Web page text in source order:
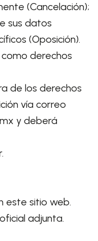
(Cancelación);
sus datos
(Oposición).
derechos
de los derechos
vía correo
y deberá
este sitio web.
adjunta.